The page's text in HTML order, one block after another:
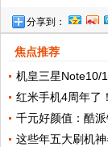
分享到：
焦点推荐
机皇三星Note10/
红米手机4周年了
千元好颜值：酷
这些年五大刷机